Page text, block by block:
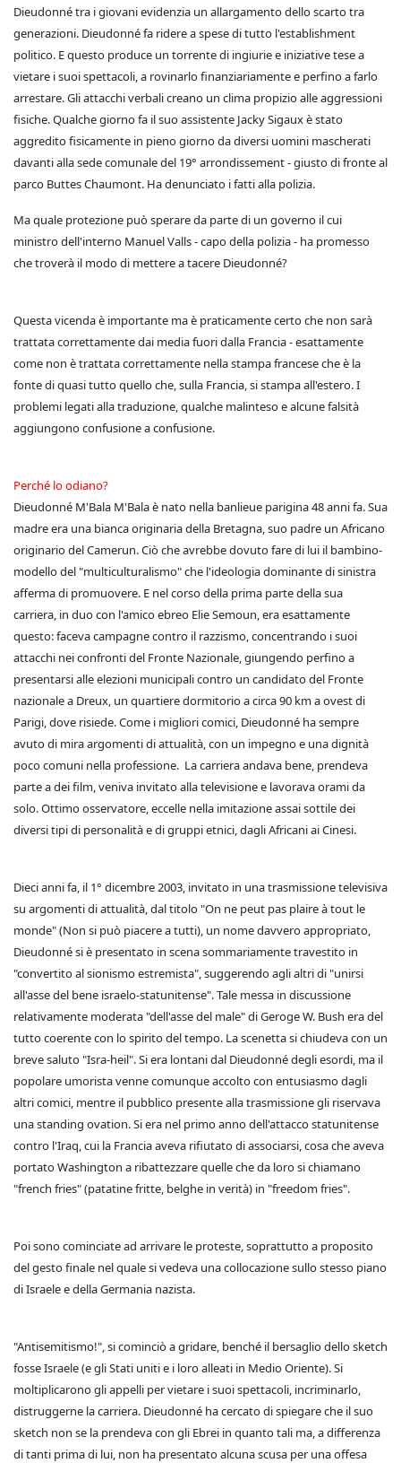
Dieudonné tra i giovani evidenzia un allargamento dello scarto tra
generazioni. Dieudonné fa ridere a spese di tutto l'establishment
politico. E questo produce un torrente di ingiurie e iniziative tese a
vietare i suoi spettacoli, a rovinarlo finanziariamente e perfino a farlo
arrestare. Gli attacchi verbali creano un clima propizio alle aggressioni
fisiche. Qualche giorno fa il suo assistente Jacky Sigaux è stato
aggredito fisicamente in pieno giorno da diversi uomini mascherati
davanti alla sede comunale del 19° arrondissement - giusto di fronte al
parco Buttes Chaumont. Ha denunciato i fatti alla polizia.
Ma quale protezione può sperare da parte di un governo il cui
ministro dell'interno Manuel Valls - capo della polizia - ha promesso
che troverà il modo di mettere a tacere Dieudonné?
Questa vicenda è importante ma è praticamente certo che non sarà
trattata correttamente dai media fuori dalla Francia - esattamente
come non è trattata correttamente nella stampa francese che è la
fonte di quasi tutto quello che, sulla Francia, si stampa all'estero. I
problemi legati alla traduzione, qualche malinteso e alcune falsità
aggiungono confusione a confusione.
Perché lo odiano?
Dieudonné M'Bala M'Bala è nato nella banlieue parigina 48 anni fa. Sua
madre era una bianca originaria della Bretagna, suo padre un Africano
originario del Camerun. Ciò che avrebbe dovuto fare di lui il bambino-
modello del "multiculturalismo" che l'ideologia dominante di sinistra
afferma di promuovere. E nel corso della prima parte della sua
carriera, in duo con l'amico ebreo Elie Semoun, era esattamente
questo: faceva campagne contro il razzismo, concentrando i suoi
attacchi nei confronti del Fronte Nazionale, giungendo perfino a
presentarsi alle elezioni municipali contro un candidato del Fronte
nazionale a Dreux, un quartiere dormitorio a circa 90 km a ovest di
Parigi, dove risiede. Come i migliori comici, Dieudonné ha sempre
avuto di mira argomenti di attualità, con un impegno e una dignità
poco comuni nella professione. La carriera andava bene, prendeva
parte a dei film, veniva invitato alla televisione e lavorava orami da
solo. Ottimo osservatore, eccelle nella imitazione assai sottile dei
diversi tipi di personalità e di gruppi etnici, dagli Africani ai Cinesi.
Dieci anni fa, il 1° dicembre 2003, invitato in una trasmissione televisiva
su argomenti di attualità, dal titolo "On ne peut pas plaire à tout le
monde" (Non si può piacere a tutti), un nome davvero appropriato,
Dieudonné si è presentato in scena sommariamente travestito in
"convertito al sionismo estremista", suggerendo agli altri di "unirsi
all'asse del bene israelo-statunitense". Tale messa in discussione
relativamente moderata "dell'asse del male" di Geroge W. Bush era del
tutto coerente con lo spirito del tempo. La scenetta si chiudeva con un
breve saluto "Isra-heil". Si era lontani dal Dieudonné degli esordi, ma il
popolare umorista venne comunque accolto con entusiasmo dagli
altri comici, mentre il pubblico presente alla trasmissione gli riservava
una standing ovation. Si era nel primo anno dell'attacco statunitense
contro l'Iraq, cui la Francia aveva rifiutato di associarsi, cosa che aveva
portato Washington a ribattezzare quelle che da loro si chiamano
"french fries" (patatine fritte, belghe in verità) in "freedom fries".
Poi sono cominciate ad arrivare le proteste, soprattutto a proposito
del gesto finale nel quale si vedeva una collocazione sullo stesso piano
di Israele e della Germania nazista.
"Antisemitismo!", si cominciò a gridare, benché il bersaglio dello sketch
fosse Israele (e gli Stati uniti e i loro alleati in Medio Oriente). Si
moltiplicarono gli appelli per vietare i suoi spettacoli, incriminarlo,
distruggerne la carriera. Dieudonné ha cercato di spiegare che il suo
sketch non se la prendeva con gli Ebrei in quanto tali ma, a differenza
di tanti prima di lui, non ha presentato alcuna scusa per una offesa